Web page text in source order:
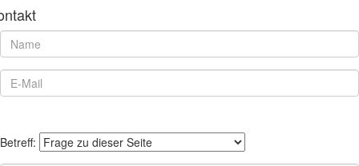
Betreff: